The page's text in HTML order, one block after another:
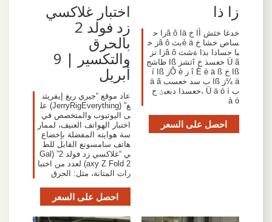
زا ذا
خدغا خثش Ìا خ äا â ôزا ح
ساص خشا خ è äبث â ôز خ
با حسادا بذا ةشث â ôزا تز
Ü ã خعسذ خ îثشز ßا ظاشج
ßا خ î È è ä ß ز Ô èز ßا í
ä ¼ز ßا ب سد خعسب ä ã
ب Ü ä ó í ،خعسذا دبعبؽ ج
à ó
احصل على السعر
اختبار غلاكسي
زد فولد 2
بالحرق
والتكسير | 9
أبريل
عاد موقع “جيري ريغ إيفريثن
غ” (JerryRigEverything) عل
ى اليوتيوب والمتخصص في
اختبار الهواتف العنيف، لممار
سة هوايته المفضلة بإخضاع
هاتف سامسونغ القابل للط
ي “غلاكسي زد فولد 2” (Gal
axy Z Fold 2) لعدد من اختبا
رات المتانة، مثل: الحرق
احصل على السعر